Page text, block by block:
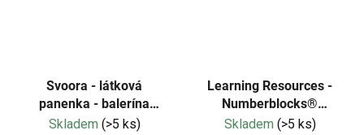
Svoora - látková
panenka - balerína
"CARMEN"
Skladem (>5 ks)
Learning Resources -
Numberblocks®
Dobrodružství na kole
Skladem (>5 ks)